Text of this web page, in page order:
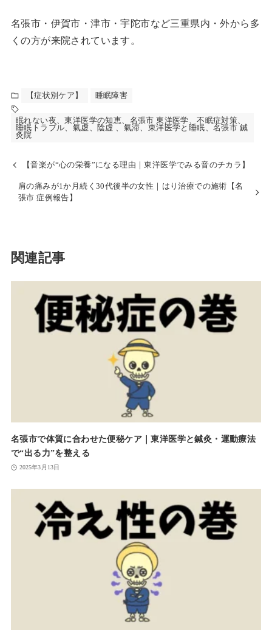
名張市・伊賀市・津市・宇陀市など三重県内・外から多
くの方が来院されています。
【症状別ケア】 睡眠障害
眠れない夜、東洋医学の知恵、名張市 東洋医学、不眠症対策、
睡眠トラブル、氣虚、陰虚 、氣滞、東洋医学と睡眠、名張市 鍼
灸院
【音楽が“心の栄養”になる理由｜東洋医学でみる音のチカラ】
肩の痛みが1か月続く30代後半の女性｜はり治療での施術【名
張市 症例報告】
関連記事
名張市で体質に合わせた便秘ケア｜東洋医学と鍼灸・運動療法
で“出る力”を整える
2025年3月13日